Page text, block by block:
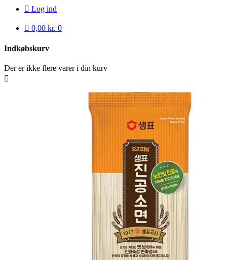
 Log ind
 0,00 kr. 0
Indkøbskurv
Der er ikke flere varer i din kurv
